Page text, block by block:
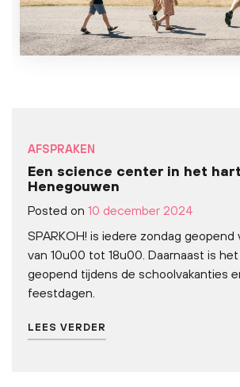
Een science center in het
Henegouwen
AFSPRAKEN
Posted on 10 december 2024
SPARKOH! is iedere zondag geopend
van 10u00 tot 18u00. Daarnaast is
geopend tijdens de schoolvakanties
feestdagen.
LEES VERDER